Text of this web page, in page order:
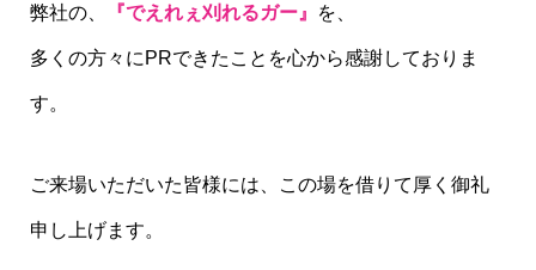
弊社の、 『でえれぇ刈れるガー』 を、
多くの方々にPRできたことを心から感謝しておりま
す。
ご来場いただいた皆様には、この場を借りて厚く御礼
申し上げます。